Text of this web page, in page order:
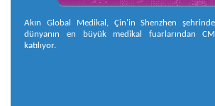
Akın Global Medikal, Çin'in Shenzhen
dünyanın en büyük medikal fuarlarından
katılıyor.